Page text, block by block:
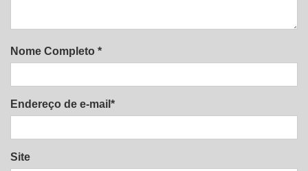
Nome Completo *
Endereço de e-mail*
Site